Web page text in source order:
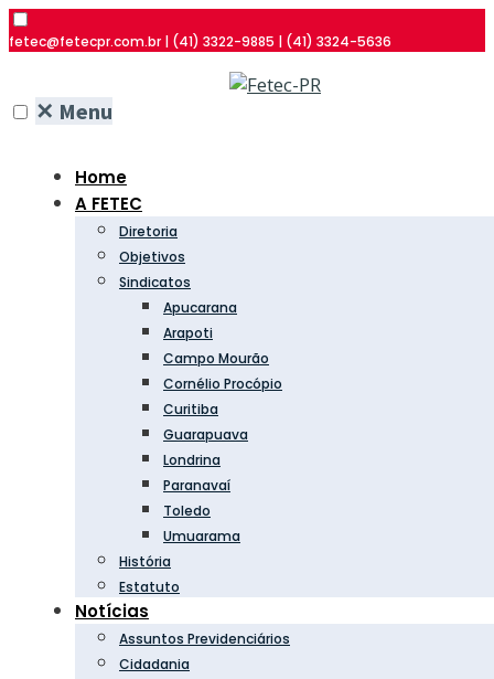
fetec@fetecpr.com.br | (41) 3322-9885 | (41) 3324-5636
✕ Menu
Home
A FETEC
Diretoria
Objetivos
Sindicatos
Apucarana
Arapoti
Campo Mourão
Cornélio Procópio
Curitiba
Guarapuava
Londrina
Paranavaí
Toledo
Umuarama
História
Estatuto
Notícias
Assuntos Previdenciários
Cidadania